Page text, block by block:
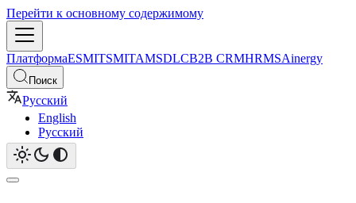
Перейти к основному содержимому
ПлатформаESMITSMITAMSDLCB2B CRMHRMSAinergy
Поиск
Русский
English
Русский